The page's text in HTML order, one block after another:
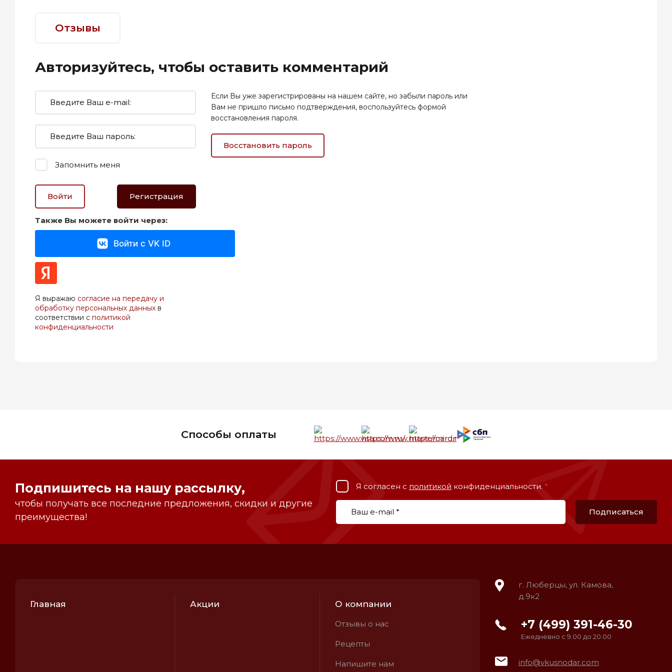
Отзывы
Авторизуйтесь, чтобы оставить комментарий
Запомнить меня
Войти Регистрация
Если Вы уже зарегистрированы на нашем сайте, но забыли пароль или
Вам не пришло письмо подтверждения, воспользуйтесь формой
восстановления пароля.
Восстановить пароль
Также Вы можете войти через:
Войти с VK ID
Я выражаю согласие на передачу и
обработку персональных данных в
соответствии с политикой
конфиденциальности
Способы оплаты
Подпишитесь на нашу рассылку,
чтобы получать все последние предложения, скидки и другие
преимущества!
Я согласен с политикой конфиденциальности. *
Подписаться
Главная Акции О компании
Отзывы о нас
Рецепты
Напишите нам
г. Люберцы, ул. Камова,
д.9к2
+7 (499) 391-46-30
Ежедневно с 9.00 до 20.00
info@vkusnodar.com